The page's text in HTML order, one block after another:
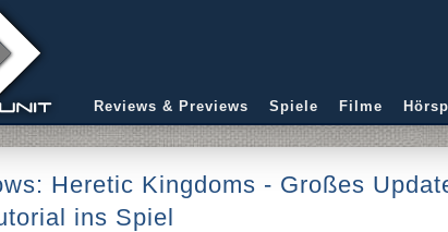
Reviews & Previews Spiele Filme
Heretic Kingdoms - Großes
ins Spiel